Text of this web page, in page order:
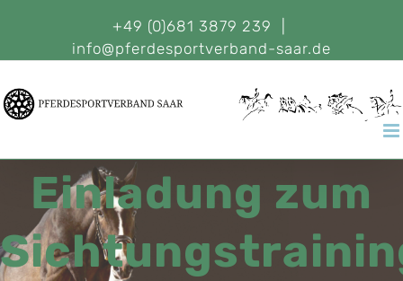
+49 (0)681 3879 239
info@pferdesportverband-saar.de
Einladung zum